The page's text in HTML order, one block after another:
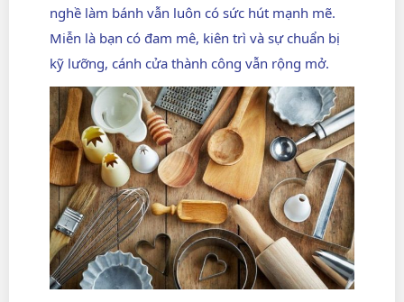
nghề làm bánh vẫn luôn có sức hút mạnh mẽ.
Miễn là bạn có đam mê, kiên trì và sự chuẩn bị
kỹ lưỡng, cánh cửa thành công vẫn rộng mở.